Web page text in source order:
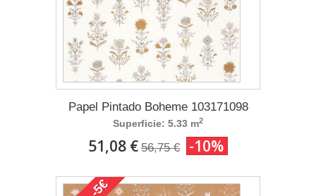
Papel Pintado Boheme 103171098
Superficie: 5.33 m2
51,08 € 56,75 € -10%
-5€